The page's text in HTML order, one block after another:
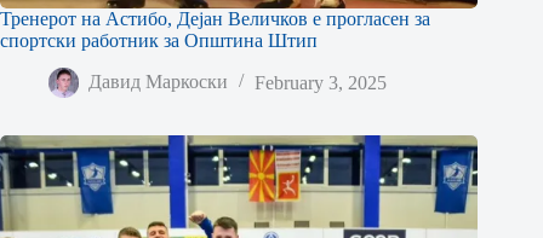
Тренерот на Астибо, Дејан Величков е прогласен за
спортски работник за Општина Штип
Давид Маркоски February 3, 2025